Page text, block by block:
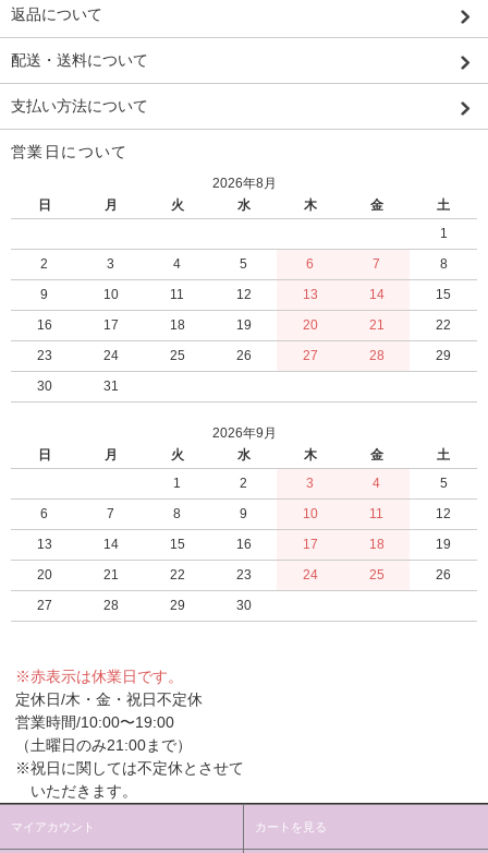
返品について
配送・送料について
支払い方法について
営業日について
2026年8月
日
月 火 水 木 金
土
1
2
3 4 5 6 7
8
9
10 11 12 13 14
15
16
17 18 19 20 21
22
23
24 25 26 27 28
29
30
31
2026年9月
日
月 火 水 木 金
土
1
2 3 4
5
6
7 8 9 10 11
12
13
14 15 16 17 18
19
20
21 22 23 24 25
26
27
28 29 30
※赤表示は休業日です。
定休日/木・金・祝日不定休
営業時間/10:00〜19:00
（土曜日のみ21:00まで）
※祝日に関しては不定休とさせて
いただきます。
マイアカウント カートを見る